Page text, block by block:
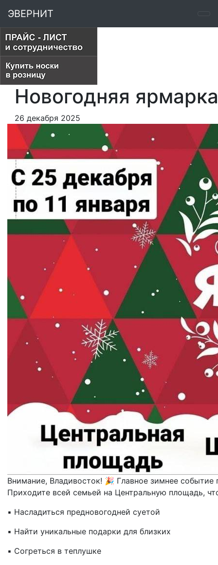
ЭВЕРНИТ
Новогодняя
26 декабря 2025
Внимание, Владивосток! 🎉 Главное зимнее событие
Приходите всей семьей на Центральную площадь,
▪️ Насладиться предновогодней суетой
▪️ Найти уникальные подарки для близких
▪️ Согреться в теплушке